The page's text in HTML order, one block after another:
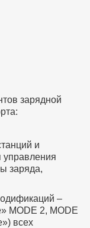
зарядной
и
управления
заряда,
–
MODE 2, MODE
всех